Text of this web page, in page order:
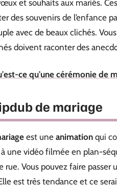
et souhaits aux mariés.
des souvenirs de l’enfance
avec de beaux clichés.
doivent raconter des
ce qu'une cérémonie de
de mariage
est une animation qui
à une vidéo filmée en plan-
rue. Vous pouvez faire
est très tendance et ce